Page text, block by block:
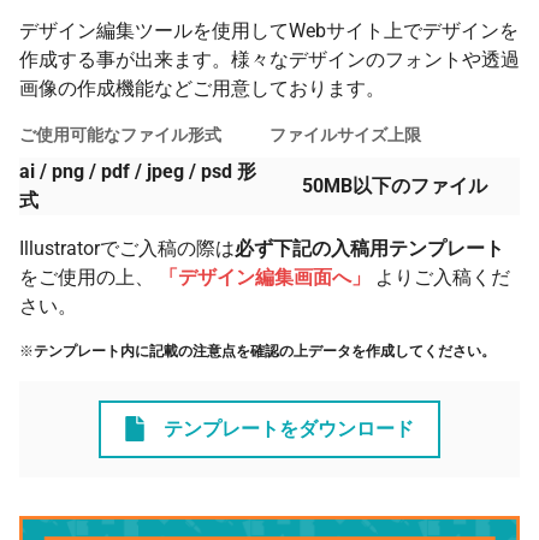
デザイン編集ツールを使用してWebサイト上でデザインを
作成する事が出来ます。様々なデザインのフォントや透過
画像の作成機能などご用意しております。
ご使用可能なファイル形式
ai / png / pdf / jpeg / psd 形
式
ファイルサイズ上限
50MB以下のファイル
Illustratorでご入稿の際は必ず下記の入稿用テンプレート
をご使用の上、
「デザイン編集画面へ」
よりご入稿くだ
さい。
※テンプレート内に記載の注意点を確認の上データを作成してください。
テンプレートをダウンロード